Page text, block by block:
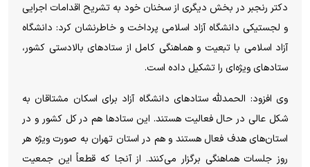
دکتر رنجبر در بخش دیگری از سخنان خود به تشریح اقدامات اجرایی
و لجستیکی دانشگاه آزاد اسلامی پرداخت و خاطرنشان کرد: دانشگاه
آزاد اسلامی با تبعیت و هماهنگی کامل از ستاد‌های بالادستی کشور،
ستاد‌های ویژه‌ای را تشکیل داده است.
وی افزود: الحمدلله ستاد‌های دانشگاه آزاد برای اسکان مشتاقان به
شکل عالی در حال فعالیت هستند. این ستاد‌ها هم در کل کشور و در
استان‌های هدف فعال هستند و هم در استان تهران به صورت ویژه هر
روز جلسات هماهنگی برگزار می‌کنند. از آنجا که قطعاً این جمعیت